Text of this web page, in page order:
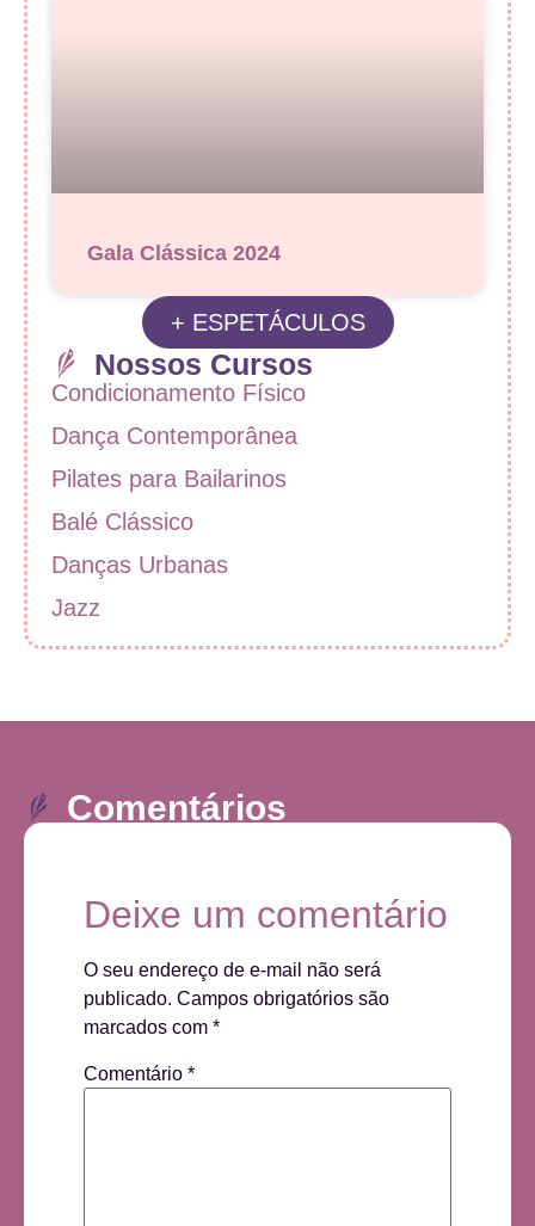
Gala Clássica 2024
+ ESPETÁCULOS
Nossos Cursos
Condicionamento Físico
Dança Contemporânea
Pilates para Bailarinos
Balé Clássico
Danças Urbanas
Jazz
Comentários
Deixe um comentário
O seu endereço de e-mail não será
publicado. Campos obrigatórios são
marcados com *
Comentário *